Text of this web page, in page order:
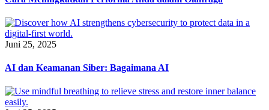
Juni 25, 2025
AI dan Keamanan Siber: Bagaimana AI